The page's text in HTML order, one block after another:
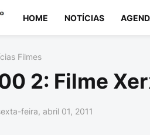
HOME NOTÍCIAS
Filmes
2: Filme
feira, abril 01, 2011